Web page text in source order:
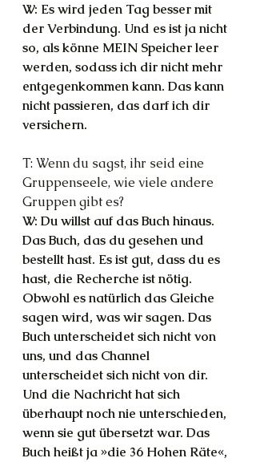
W: Es wird jeden Tag besser mit
der Verbindung. Und es ist ja nicht
so, als könne MEIN Speicher leer
werden, sodass ich dir nicht mehr
entgegenkommen kann. Das kann
nicht passieren, das darf ich dir
versichern.
T: Wenn du sagst, ihr seid eine
Gruppenseele, wie viele andere
Gruppen gibt es?
W: Du willst auf das Buch hinaus.
Das Buch, das du gesehen und
bestellt hast. Es ist gut, dass du es
hast, die Recherche ist nötig.
Obwohl es natürlich das Gleiche
sagen wird, was wir sagen. Das
Buch unterscheidet sich nicht von
uns, und das Channel
unterscheidet sich nicht von dir.
Und die Nachricht hat sich
überhaupt noch nie unterschieden,
wenn sie gut übersetzt war. Das
Buch heißt ja »die 36 Hohen Räte«,